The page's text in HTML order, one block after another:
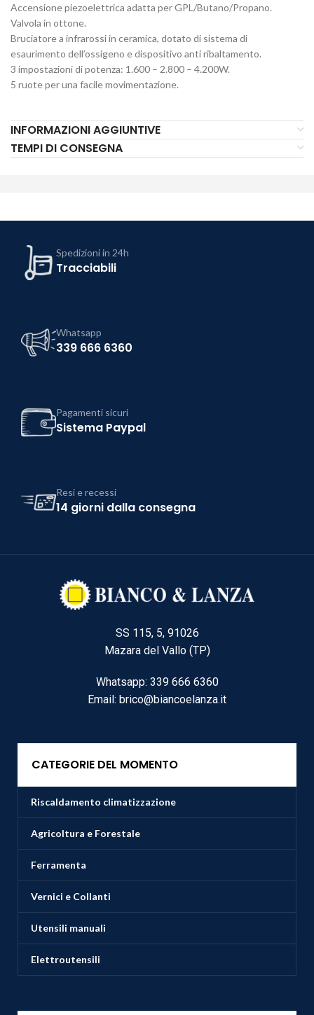
Accensione piezoelettrica adatta per GPL/Butano/Propano.
Valvola in ottone.
Bruciatore a infrarossi in ceramica, dotato di sistema di
esaurimento dell’ossigeno e dispositivo anti ribaltamento.
3 impostazioni di potenza: 1.600 – 2.800 – 4.200W.
5 ruote per una facile movimentazione.
INFORMAZIONI AGGIUNTIVE
TEMPI DI CONSEGNA
Spedizioni in 24h
Tracciabili
Whatsapp
339 666 6360
Pagamenti sicuri
Sistema Paypal
Resi e recessi
14 giorni dalla consegna
SS 115, 5, 91026
Mazara del Vallo (TP)
Whatsapp: 339 666 6360
Email: brico@biancoelanza.it
CATEGORIE DEL MOMENTO
Riscaldamento climatizzazione
Agricoltura e Forestale
Ferramenta
Vernici e Collanti
Utensili manuali
Elettroutensili